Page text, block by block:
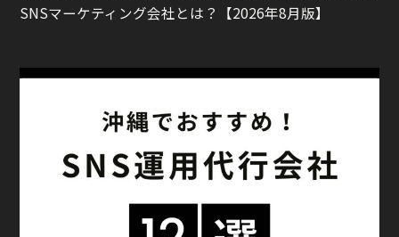
SNSマーケティング会社とは？【2026年8月版】